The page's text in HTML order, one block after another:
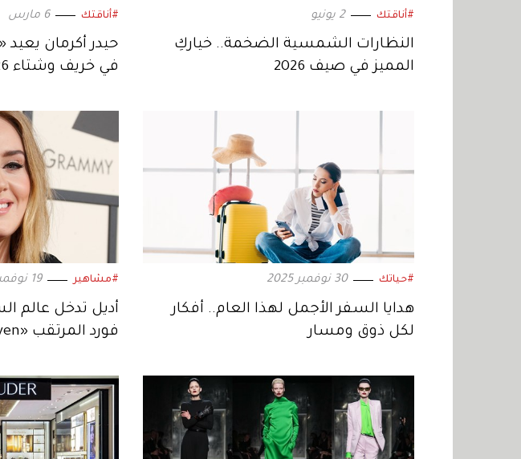
#أناقتك 2 يونيو
النظارات الشمسية الضخمة.. خياركِ
المميز في صيف 2026
#أناقتك 6 مارس
حيدر أكرمان يعيد
في خريف وشتاء 2026
#حياتك 30 نوفمبر 2025
هدايا السفر الأجمل لهذا العام.. أفكار
لكل ذوق ومسار
#مشاهير 19 نوفمبر 2025
أديل تدخل عالم
فورد المرتقب «Cry To Heaven»